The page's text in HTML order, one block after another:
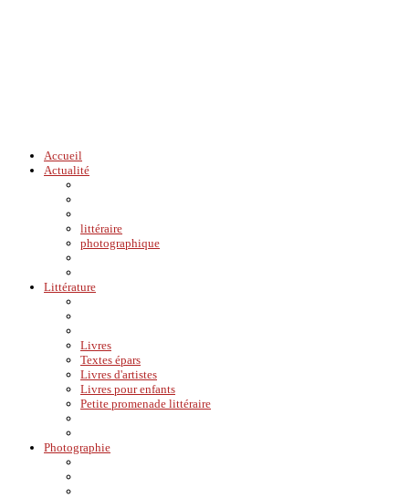
Accueil
Actualité
littéraire
photographique
Littérature
Livres
Textes épars
Livres d'artistes
Livres pour enfants
Petite promenade littéraire
Photographie